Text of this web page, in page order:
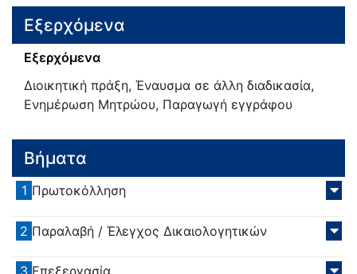
Εξερχόμενα
Εξερχόμενα
Διοικητική πράξη, Έναυσμα σε άλλη διαδικασία,
Ενημέρωση Μητρώου, Παραγωγή εγγράφου
Βήματα
1 Πρωτοκόλληση
2 Παραλαβή / Έλεγχος Δικαιολογητικών